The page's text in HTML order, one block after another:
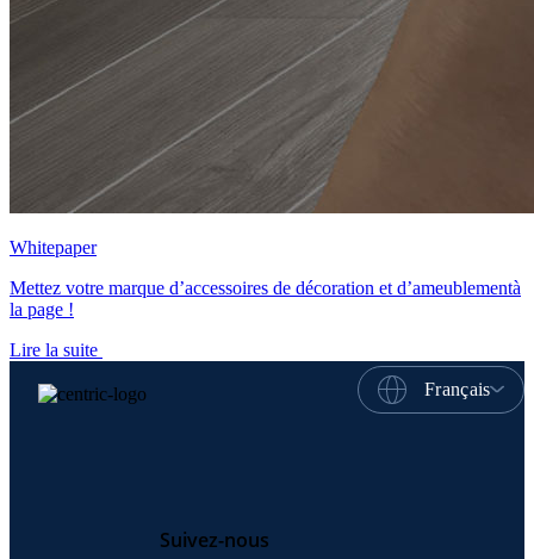
Whitepaper
Mettez votre marque d’accessoires de décoration et d’ameublementà
la page !
Lire la suite
Français
Suivez-nous